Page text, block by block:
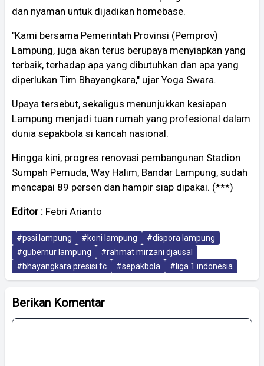
dan nyaman untuk dijadikan homebase.
"Kami bersama Pemerintah Provinsi (Pemprov)
Lampung, juga akan terus berupaya menyiapkan yang
terbaik, terhadap apa yang dibutuhkan dan apa yang
diperlukan Tim Bhayangkara," ujar Yoga Swara.
Upaya tersebut, sekaligus menunjukkan kesiapan
Lampung menjadi tuan rumah yang profesional dalam
dunia sepakbola si kancah nasional.
Hingga kini, progres renovasi pembangunan Stadion
Sumpah Pemuda, Way Halim, Bandar Lampung, sudah
mencapai 89 persen dan hampir siap dipakai. (***)
Editor : Febri Arianto
#pssi lampung #koni lampung
#dispora lampung
#gubernur lampung
#rahmat mirzani djausal
#bhayangkara presisi fc
#sepakbola #liga 1 indonesia
Berikan Komentar